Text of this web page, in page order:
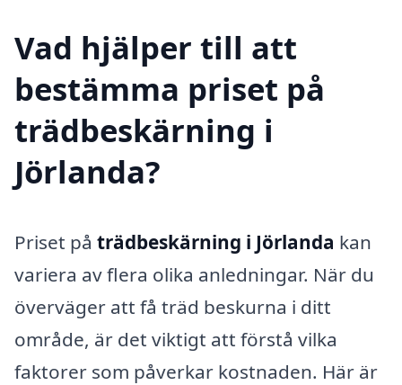
Vad hjälper till att
bestämma priset på
trädbeskärning i
Jörlanda?
Priset på trädbeskärning i Jörlanda kan
variera av flera olika anledningar. När du
överväger att få träd beskurna i ditt
område, är det viktigt att förstå vilka
faktorer som påverkar kostnaden. Här är